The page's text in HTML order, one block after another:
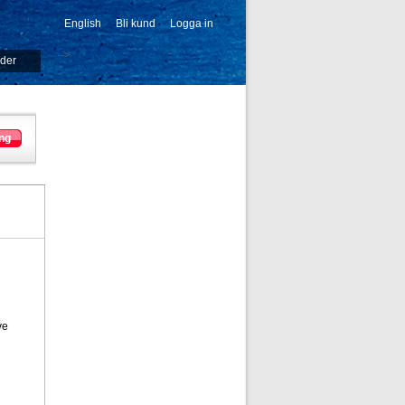
English Bli kund Logga in
-->